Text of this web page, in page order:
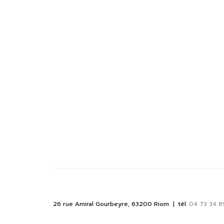
26 rue Amiral Gourbeyre, 63200 Riom | tél. 04 73 34